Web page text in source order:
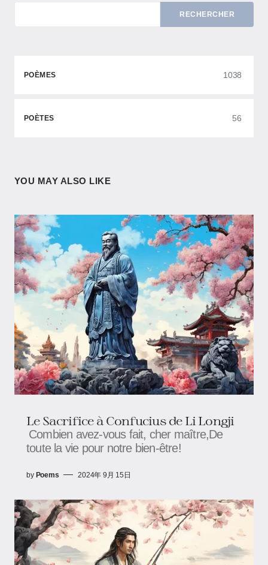
RECHERCHER
POÈMES 1038
POÈTES 56
YOU MAY ALSO LIKE
Le Sacrifice à Confucius de Li Longji​
Combien avez-vous fait, cher maître,De
toute la vie pour notre bien-être!
by Poems 2024年 9月 15日